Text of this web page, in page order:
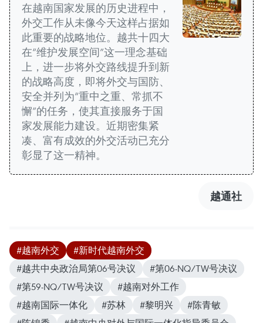
在越南国家发展的历史进程中，
外交工作从未像今天这样占据如
此重要的战略地位。越共十四大
在“维护发展空间”这一理念基础
上，进一步将外交路线提升到新
的战略高度，即将外交与国防、
安全并列为“重中之重、常抓不
懈”的任务，使其直接服务于国
家发展能力建设。近期密集紧
凑、富有成效的外交活动已充分
彰显了这一精神。
越通社
#越南外交
#新时代越南外交
#越共中央政治局第06号决议
#第06-NQ/TW号决议
#第59-NQ/TW号决议
#越南对外工作
#越南国际一体化
#苏林 #黎明兴
#陈青敏